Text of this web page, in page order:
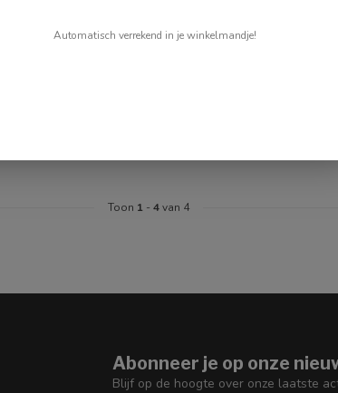
Toon 1 - 4van 4
Abonneer je op onze
Blijf op de hoogte over onze laatste
Automatisch verrekend in je winkelmandje!